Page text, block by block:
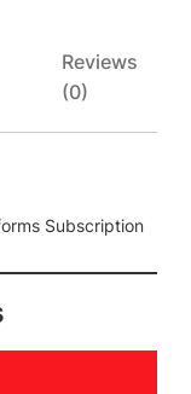
Reviews
(0)
Subscription